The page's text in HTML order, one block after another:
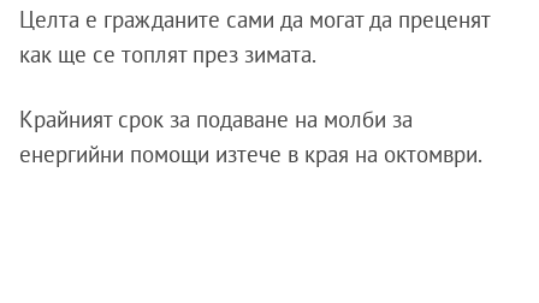
Целта е гражданите сами да могат да преценят
как ще се топлят през зимата.
Крайният срок за подаване на молби за
енергийни помощи изтече в края на октомври.